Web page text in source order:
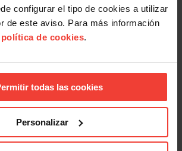
configurar el tipo de cookies a utilizar
de este aviso. Para más información
política de cookies.
todas las cookies
Personalizar